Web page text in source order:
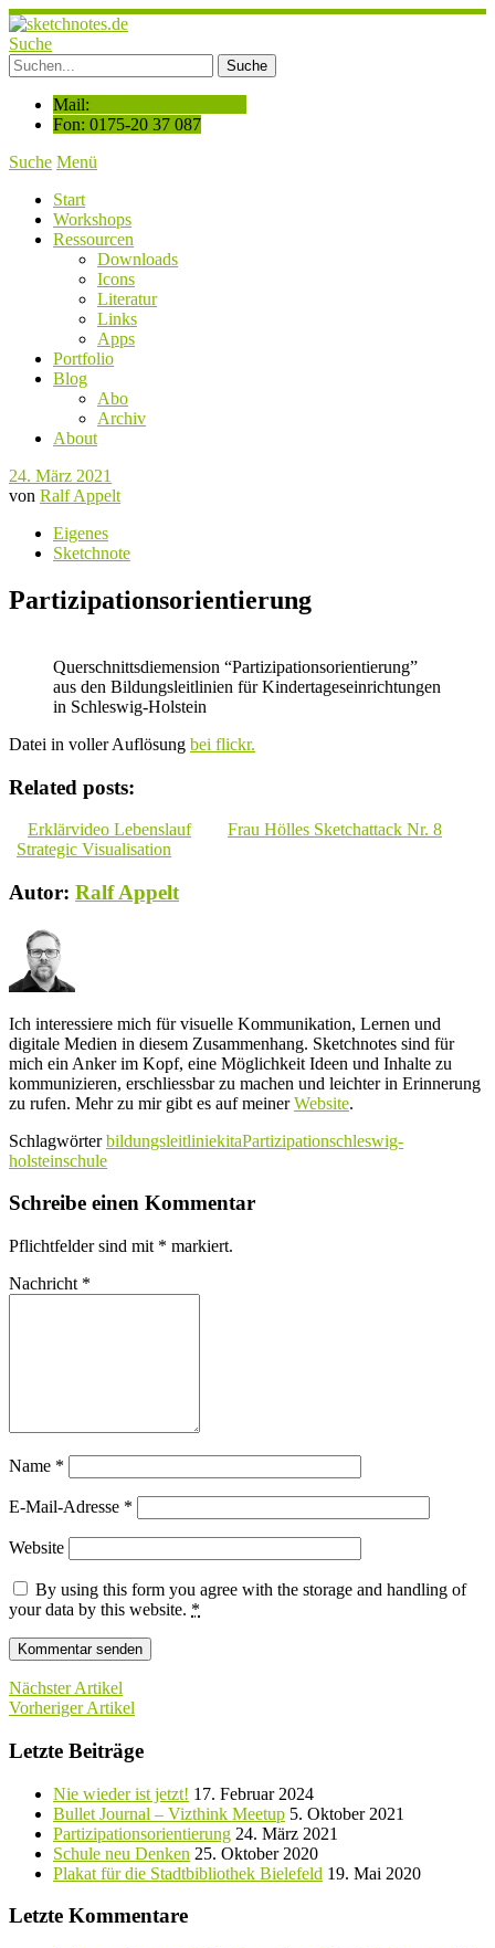
Suche
Mail:
Fon: 0175-20 37 087
Suche Menü
Start
Workshops
Ressourcen
Downloads
Icons
Literatur
Links
Apps
Portfolio
Blog
Abo
Archiv
About
24. März 2021
von Ralf Appelt
Eigenes
Sketchnote
Partizipationsorientierung
Querschnittsdiemension “Partizipationsorientierung”
aus den Bildungsleitlinien für Kindertageseinrichtungen
in Schleswig-Holstein
Datei in voller Auflösung bei flickr.
Related posts:
Erklärvideo Lebenslauf
Frau Hölles Sketchattack Nr. 8
Strategic Visualisation
Autor: Ralf Appelt
Ich interessiere mich für visuelle Kommunikation, Lernen und
digitale Medien in diesem Zusammenhang. Sketchnotes sind für
mich ein Anker im Kopf, eine Möglichkeit Ideen und Inhalte zu
kommunizieren, erschliessbar zu machen und leichter in Erinnerung
zu rufen. Mehr zu mir gibt es auf meinerWebsite.
Schlagwörter bildungsleitliniekitaPartizipationschleswig-
holsteinschule
Schreibe einen Kommentar
Pflichtfelder sind mit * markiert.
Nachricht *
Name *
E-Mail-Adresse *
Website
By using this form you agree with the storage and handling of
your data by this website. *
Nächster Artikel
Vorheriger Artikel
Letzte Beiträge
Nie wieder ist jetzt! 17. Februar 2024
Bullet Journal – Vizthink Meetup 5. Oktober 2021
Partizipationsorientierung 24. März 2021
Schule neu Denken 25. Oktober 2020
Plakat für die Stadtbibliothek Bielefeld 19. Mai 2020
Letzte Kommentare